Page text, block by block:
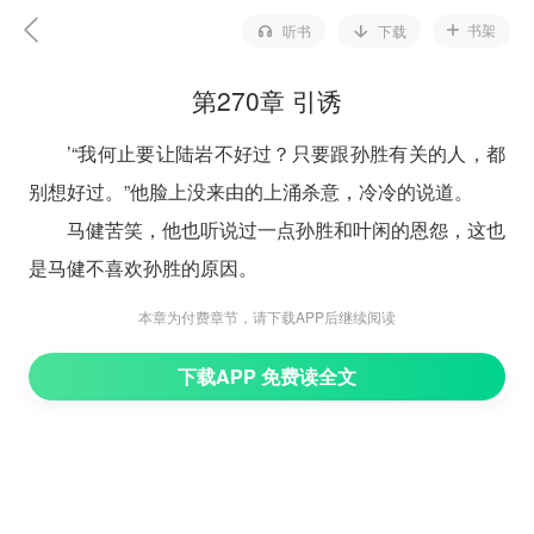
听书 下载 书架
第270章 引诱
’“我何止要让陆岩不好过？只要跟孙胜有关的人，都
别想好过。”他脸上没来由的上涌杀意，冷冷的说道。
马健苦笑，他也听说过一点孙胜和叶闲的恩怨，这也
是马健不喜欢孙胜的原因。
“别聊了，我饿了。”经过一天的追杀，朱妙竹也没少
眸子。
本章为付费章节，请下载APP后继续阅读
下载APP 免费读全文